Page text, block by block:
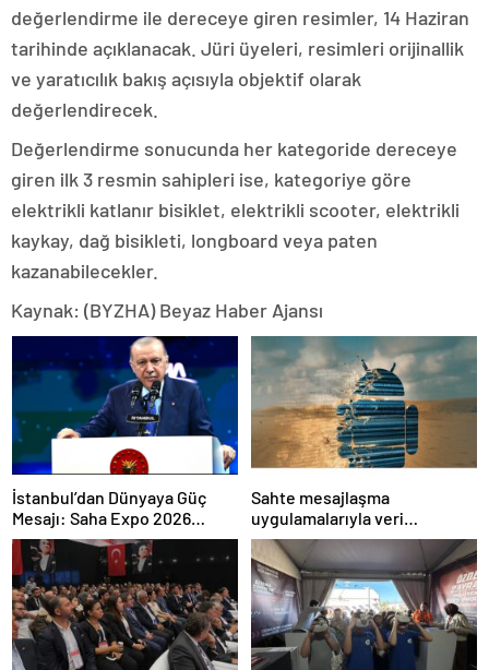
değerlendirme ile dereceye giren resimler, 14 Haziran
tarihinde açıklanacak. Jüri üyeleri, resimleri orijinallik
ve yaratıcılık bakış açısıyla objektif olarak
değerlendirecek.
Değerlendirme sonucunda her kategoride dereceye
giren ilk 3 resmin sahipleri ise, kategoriye göre
elektrikli katlanır bisiklet, elektrikli scooter, elektrikli
kaykay, dağ bisikleti, longboard veya paten
kazanabilecekler.
Kaynak: (BYZHA) Beyaz Haber Ajansı
İstanbul’dan Dünyaya Güç
Mesajı: Saha Expo 2026
Rekorlarla Kapılarını Kapattı
Sahte mesajlaşma
uygulamalarıyla veri
sızdırıyorlar- Haber Şafak